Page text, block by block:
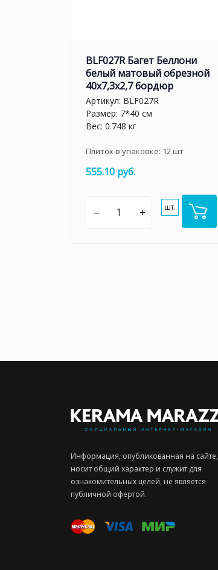
BLF027R Багет Беллони
белый матовый обрезной
40x7,3x2,7 бордюр
Артикул: BLF027R
Размер: 7*40 см
Вес: 0.748 кг
Плиток в упаковке: 12шт
555.10 руб.
– + шт.
Информация, опубликованная на сайте,
носит общий характер и служит для
ознакомительных целей, не является
публичной офертой.